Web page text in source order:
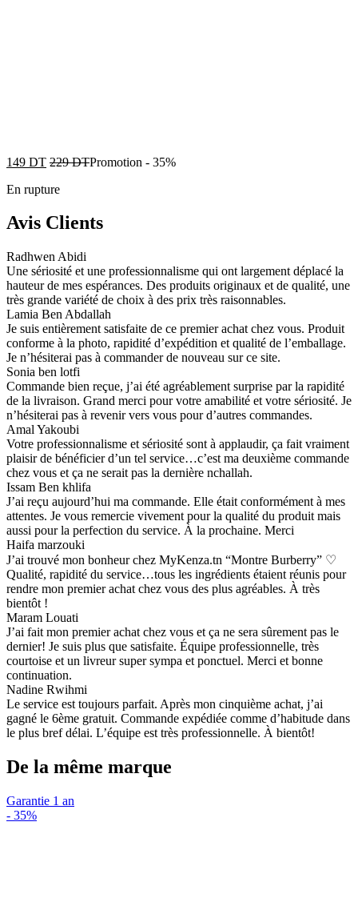
149 DT 229DTPromotion - 35%
En rupture
Avis Clients
Radhwen Abidi
Une sériosité et une professionnalisme qui ont largement déplacé la
hauteur de mes espérances. Des produits originaux et de qualité, une
très grande variété de choix à des prix très raisonnables.
Lamia Ben Abdallah
Je suis entièrement satisfaite de ce premier achat chez vous. Produit
conforme à la photo, rapidité d’expédition et qualité de l’emballage.
Je n’hésiterai pas à commander de nouveau sur ce site.
Sonia ben lotfi
Commande bien reçue, j’ai été agréablement surprise par la rapidité
de la livraison. Grand merci pour votre amabilité et votre sériosité. Je
n’hésiterai pas à revenir vers vous pour d’autres commandes.
Amal Yakoubi
Votre professionnalisme et sériosité sont à applaudir, ça fait vraiment
plaisir de bénéficier d’un tel service…c’est ma deuxième commande
chez vous et ça ne serait pas la dernière nchallah.
Issam Ben khlifa
J’ai reçu aujourd’hui ma commande. Elle était conformément à mes
attentes. Je vous remercie vivement pour la qualité du produit mais
aussi pour la perfection du service. À la prochaine. Merci
Haifa marzouki
J’ai trouvé mon bonheur chez MyKenza.tn “Montre Burberry” ♡
Qualité, rapidité du service…tous les ingrédients étaient réunis pour
rendre mon premier achat chez vous des plus agréables. À très
bientôt !
Maram Louati
J’ai fait mon premier achat chez vous et ça ne sera sûrement pas le
dernier! Je suis plus que satisfaite. Équipe professionnelle, très
courtoise et un livreur super sympa et ponctuel. Merci et bonne
continuation.
Nadine Rwihmi
Le service est toujours parfait. Après mon cinquième achat, j’ai
gagné le 6ème gratuit. Commande expédiée comme d’habitude dans
le plus bref délai. L’équipe est très professionnelle. À bientôt!
De la même marque
Garantie 1 an
- 35%